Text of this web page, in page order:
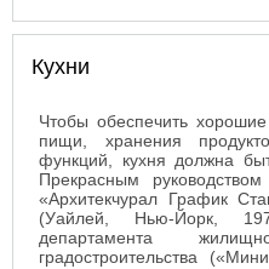
Кухни
Чтобы обеспечить
пищи, хранения
функций, кухня должна
Прекрасным
«Архитекчурал График
(Уайлей, Нью-Йорк,
департамента
градостроительства